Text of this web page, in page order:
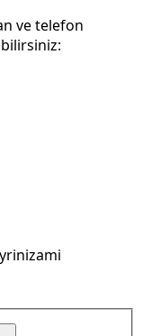
ve telefon